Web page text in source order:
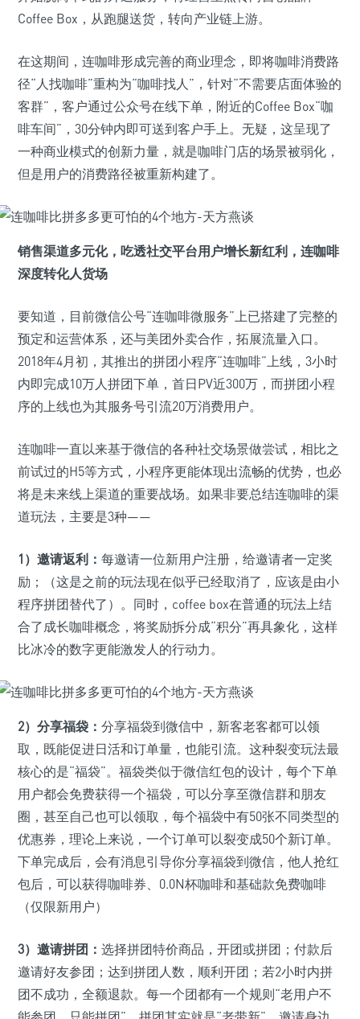
Coffee Box，从跑腿送货，转向产业链上游。
在这期间，连咖啡形成完善的商业理念，即将咖啡消费路
径“人找咖啡”重构为“咖啡找人”，针对“不需要店面体验的
客群”，客户通过公众号在线下单，附近的Coffee Box“咖
啡车间”，30分钟内即可送到客户手上。无疑，这呈现了
一种商业模式的创新力量，就是咖啡门店的场景被弱化，
但是用户的消费路径被重新构建了。
销售渠道多元化，吃透社交平台用户增长新红利，连咖啡
深度转化人货场
要知道，目前微信公号“连咖啡微服务”上已搭建了完整的
预定和运营体系，还与美团外卖合作，拓展流量入口。
2018年4月初，其推出的拼团小程序“连咖啡”上线，3小时
内即完成10万人拼团下单，首日PV近300万，而拼团小程
序的上线也为其服务号引流20万消费用户。
连咖啡一直以来基于微信的各种社交场景做尝试，相比之
前试过的H5等方式，小程序更能体现出流畅的优势，也必
将是未来线上渠道的重要战场。如果非要总结连咖啡的渠
道玩法，主要是3种——
1）邀请返利： 每邀请一位新用户注册，给邀请者一定奖
励；（这是之前的玩法现在似乎已经取消了，应该是由小
程序拼团替代了）。同时，coffee box在普通的玩法上结
合了成长咖啡概念，将奖励拆分成“积分”再具象化，这样
比冰冷的数字更能激发人的行动力。
2）分享福袋： 分享福袋到微信中，新客老客都可以领
取，既能促进日活和订单量，也能引流。这种裂变玩法最
核心的是“福袋”。福袋类似于微信红包的设计，每个下单
用户都会免费获得一个福袋，可以分享至微信群和朋友
圈，甚至自己也可以领取，每个福袋中有50张不同类型的
优惠券，理论上来说，一个订单可以裂变成50个新订单。
下单完成后，会有消息引导你分享福袋到微信，他人抢红
包后，可以获得咖啡券、0.0N杯咖啡和基础款免费咖啡
（仅限新用户）
3）邀请拼团： 选择拼团特价商品，开团或拼团；付款后
邀请好友参团；达到拼团人数，顺利开团；若2小时内拼
团不成功，全额退款。每一个团都有一个规则“老用户不